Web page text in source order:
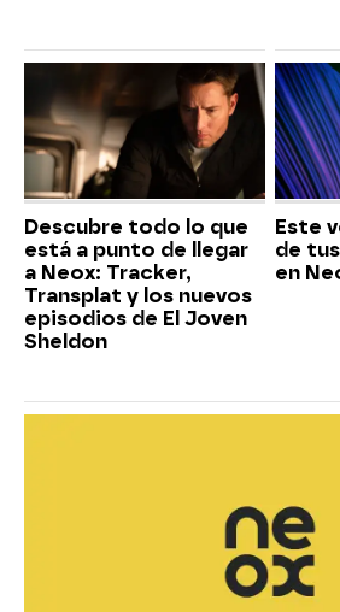
Descubre todo lo que
está a punto de llegar
a Neox: Tracker,
Transplat y los nuevos
episodios de El Joven
Sheldon
Este
de
en